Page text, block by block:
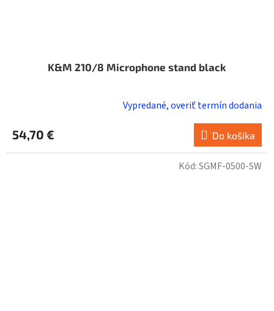
K&M 210/8 Microphone stand black
Vypredané, overiť termín dodania
54,70 € Do košíka
Kód:SGMF-0500-SW